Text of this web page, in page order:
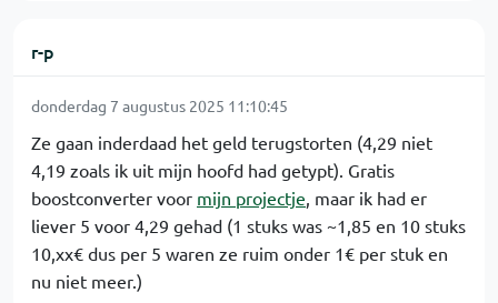
r-p
donderdag 7 augustus 2025 11:10:45
Ze gaan inderdaad het geld terugstorten (4,29 niet
4,19 zoals ik uit mijn hoofd had getypt). Gratis
boostconverter voor mijn projectje, maar ik had er
liever 5 voor 4,29 gehad (1 stuks was ~1,85 en 10 stuks
10,xx€ dus per 5 waren ze ruim onder 1€ per stuk en
nu niet meer.)